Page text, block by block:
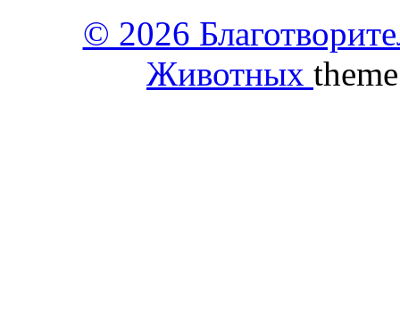
© 2026
Животных